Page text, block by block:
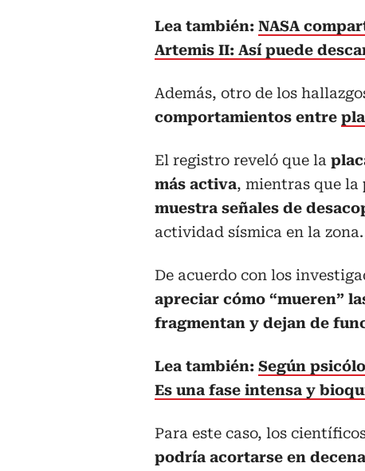
Lea también: NASA
Artemis II: Así puede
Además, otro de los
comportamientos entre
El registro reveló que la
más activa, mientras que la
muestra señales de
actividad sísmica en la zona.
De acuerdo con los
apreciar cómo “mueren”
fragmentan y dejan de
Lea también: Según
Es una fase intensa y
Para este caso, los
podría acortarse en